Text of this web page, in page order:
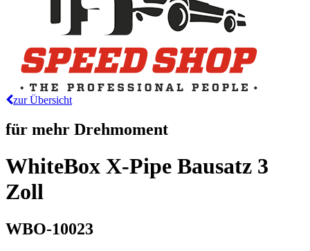
zur Übersicht
für mehr Drehmoment
WhiteBox X-Pipe Bausatz 3
Zoll
WBO-10023